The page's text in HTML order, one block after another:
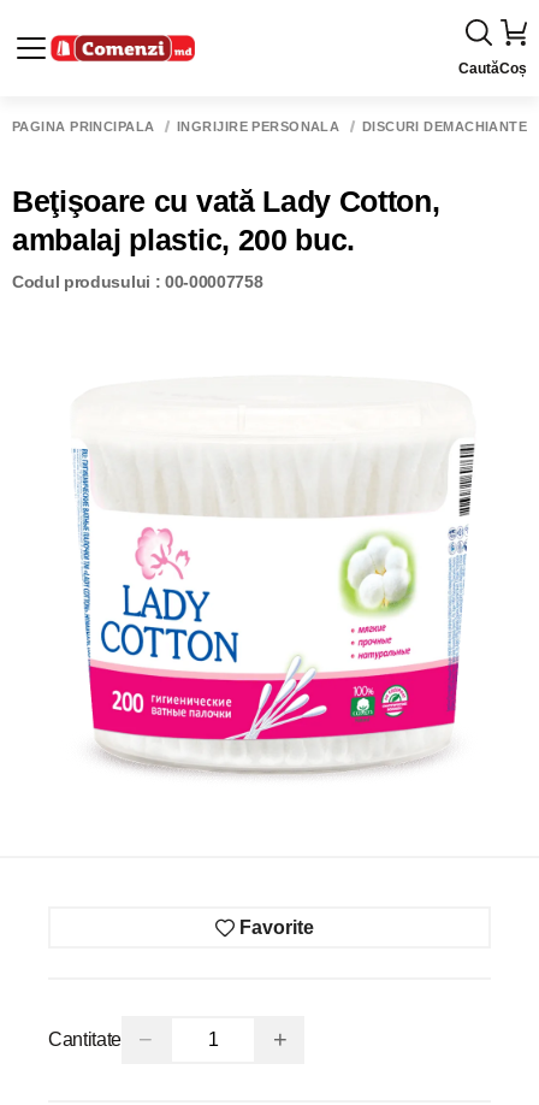
CautăCoș
PAGINA PRINCIPALĂ ÎNGRIJIRE PERSONALĂ DISCURI DEMACHIANTE
Beţişoare cu vată Lady Cotton,
ambalaj plastic, 200 buc.
Codul produsului : 00-00007758
Favorite
Cantitate − +